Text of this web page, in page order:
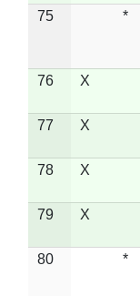
75 *
76 X
77 X
78 X
79 X
80 *